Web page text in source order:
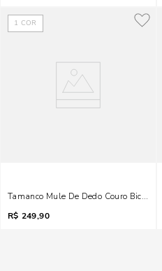
1 COR
Tamanco Mule De Dedo Couro Bico
R$ 249,90